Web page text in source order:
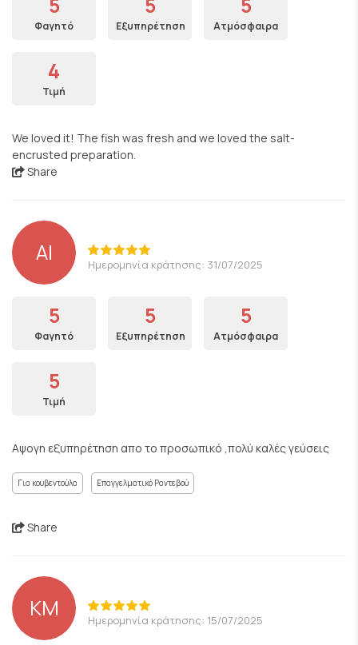
Φαγητό Εξυπηρέτηση Ατμόσφαιρα
4
Τιμή
We loved it! The fish was fresh and we loved the salt-
encrusted preparation.
Share
ΑΙ Ημερομηνία κράτησης: 31/07/2025
5
Φαγητό
5
Εξυπηρέτηση
5
Ατμόσφαιρα
5
Τιμή
Αψογη εξυπηρέτηση απο το προσωπικό ,πολύ καλές γεύσεις
Για κουβεντούλα Επαγγελματικό Ραντεβού
Share
KM Ημερομηνία κράτησης: 15/07/2025